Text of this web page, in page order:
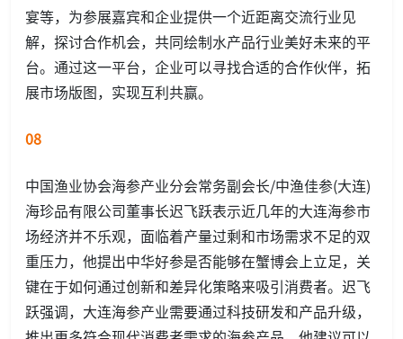
宴等，为参展嘉宾和企业提供一个近距离交流行业见
解，探讨合作机会，共同绘制水产品行业美好未来的平
台。通过这一平台，企业可以寻找合适的合作伙伴，拓
展市场版图，实现互利共赢。
08
中国渔业协会海参产业分会常务副会长/中渔佳参(大连)
海珍品有限公司董事长迟飞跃表示近几年的大连海参市
场经济并不乐观，面临着产量过剩和市场需求不足的双
重压力，他提出中华好参是否能够在蟹博会上立足，关
键在于如何通过创新和差异化策略来吸引消费者。迟飞
跃强调，大连海参产业需要通过科技研发和产品升级，